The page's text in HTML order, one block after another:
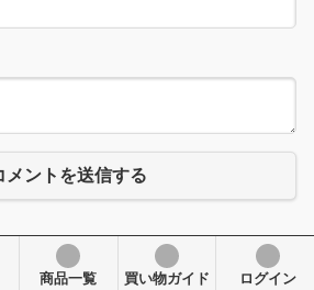
メントを送信する
商品一覧 買い物ガイド ログイン